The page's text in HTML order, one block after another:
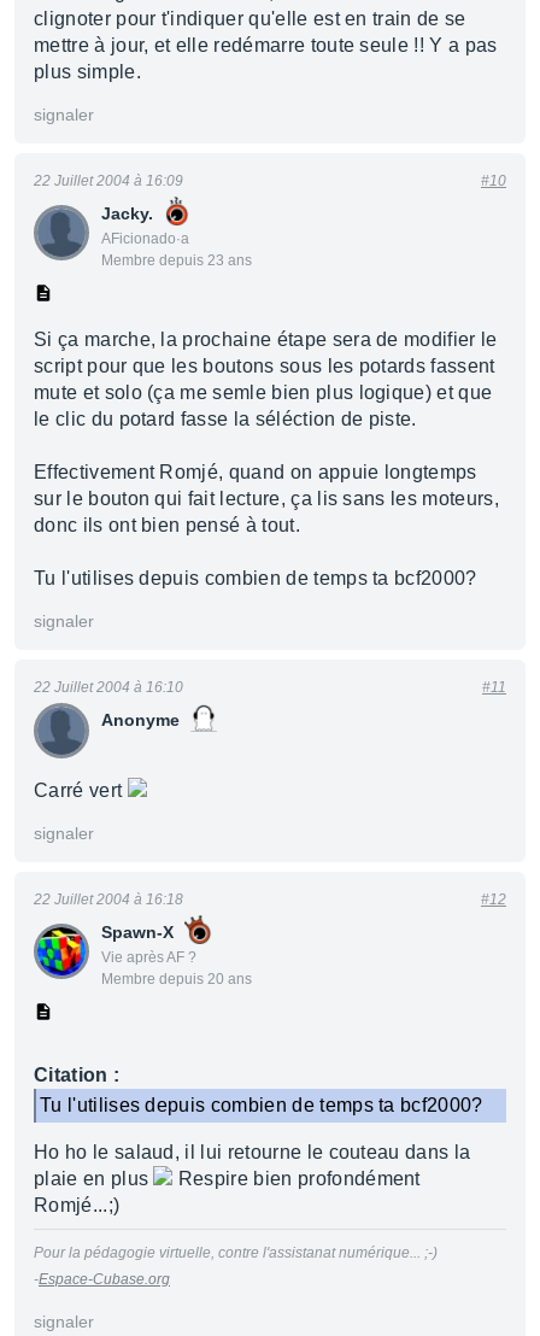
clignoter pour t'indiquer qu'elle est en train de se
mettre à jour, et elle redémarre toute seule !! Y a pas
plus simple.
signaler
Jacky.
AFicionado·a
Membre depuis 23 ans
22 Juillet 2004 à 16:09 #10
Si ça marche, la prochaine étape sera de modifier le
script pour que les boutons sous les potards fassent
mute et solo (ça me semle bien plus logique) et que
le clic du potard fasse la séléction de piste.
Effectivement Romjé, quand on appuie longtemps
sur le bouton qui fait lecture, ça lis sans les moteurs,
donc ils ont bien pensé à tout.
Tu l'utilises depuis combien de temps ta bcf2000?
signaler
Anonyme
22 Juillet 2004 à 16:10 #11
Carré vert
signaler
Spawn-X
Vie après AF ?
Membre depuis 20 ans
22 Juillet 2004 à 16:18 #12
Citation :
Tu l'utilises depuis combien de temps ta bcf2000?
Ho ho le salaud, il lui retourne le couteau dans la
plaie en plus
Respire bien profondément
Romjé...;)
Pour la pédagogie virtuelle, contre l'assistanat numérique... ;-)
-Espace-Cubase.org
signaler